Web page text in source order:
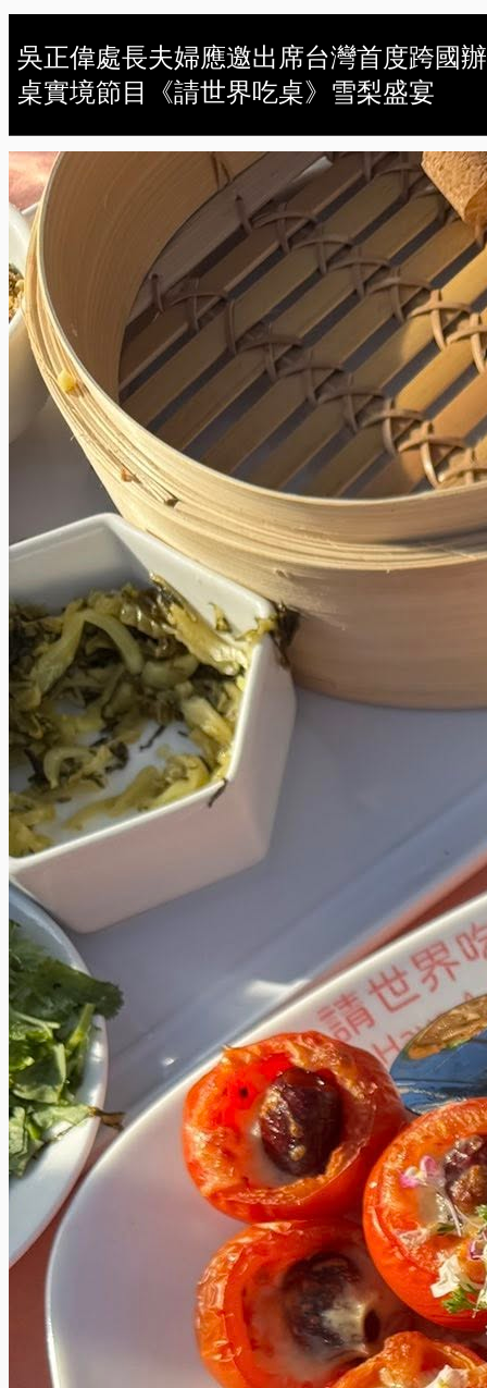
吳正偉處長夫婦應邀出席台灣首度跨國辦
桌實境節目《請世界吃桌》雪梨盛宴